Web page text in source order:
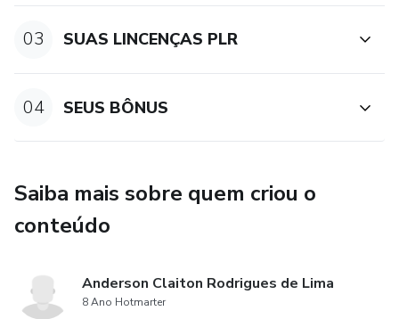
03 SUAS LINCENÇAS PLR
04 SEUS BÔNUS
Saiba mais sobre quem criou o
conteúdo
Anderson Claiton Rodrigues de Lima
8 Ano Hotmarter